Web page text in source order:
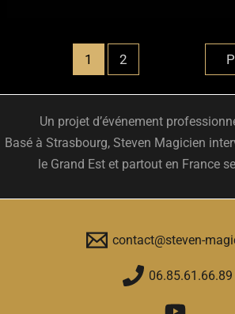
publications
1 2
Un projet d’événement
Basé à Strasbourg, Steven Magicien
le Grand Est et partout en France
contact@steven-
06.85.61.66.89